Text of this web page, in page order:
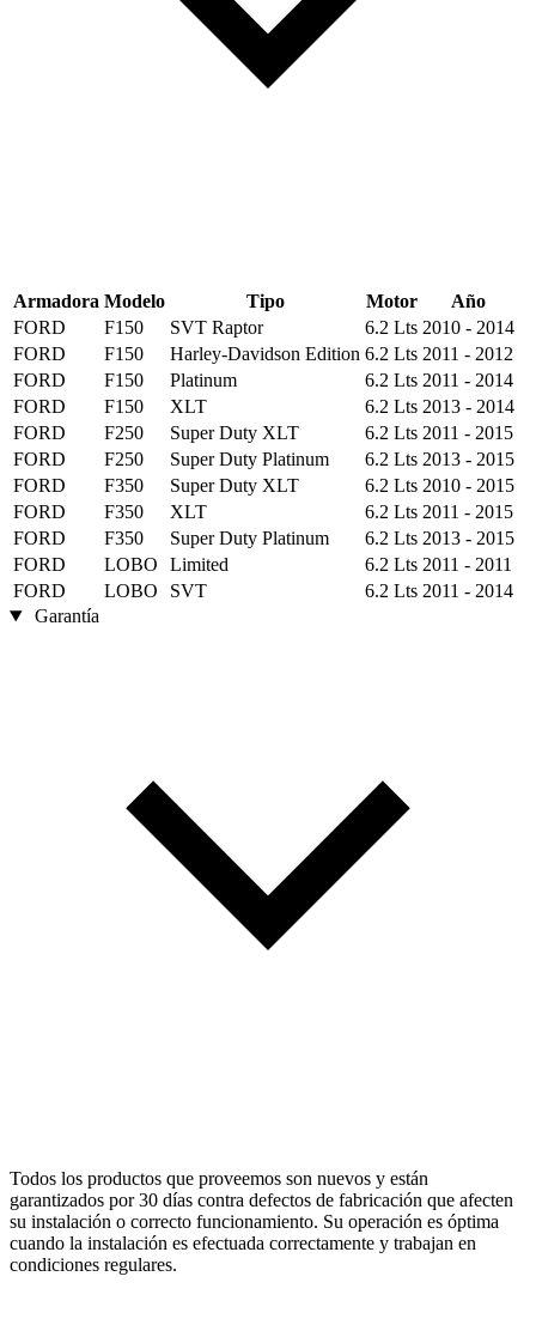
Armadora Modelo Tipo Motor
Año
FORD
F150 SVT Raptor 6.2 Lts 2010 - 2014
FORD
F150 Harley-Davidson Edition 6.2 Lts 2011 - 2012
FORD
F150 Platinum 6.2 Lts 2011 - 2014
FORD
F150 XLT 6.2 Lts 2013 - 2014
FORD
F250 Super Duty XLT 6.2 Lts 2011 - 2015
FORD
F250 Super Duty Platinum 6.2 Lts 2013 - 2015
FORD
F350 Super Duty XLT 6.2 Lts 2010 - 2015
FORD
F350 XLT 6.2 Lts 2011 - 2015
FORD
F350 Super Duty Platinum 6.2 Lts 2013 - 2015
FORD
LOBO Limited 6.2 Lts 2011 - 2011
FORD
LOBO SVT 6.2 Lts 2011 - 2014
Garantía
Todos los productos que proveemos son nuevos y están
garantizados por 30 días contra defectos de fabricación que afecten
su instalación o correcto funcionamiento. Su operación es óptima
cuando la instalación es efectuada correctamente y trabajan en
condiciones regulares.